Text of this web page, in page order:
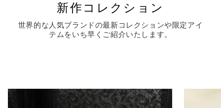
新作コレクション
世界的な人気ブランドの最新コレクションや限定アイ
テムをいち早くご紹介いたします。